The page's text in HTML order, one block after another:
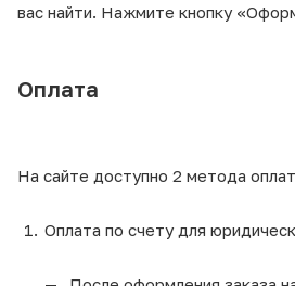
вас найти. Нажмите кнопку
Оплата
На сайте доступно 2 метода
Оплата по счету для